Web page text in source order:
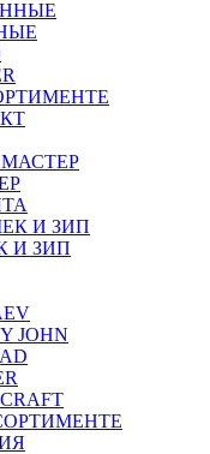
И ЗИП
JOHN